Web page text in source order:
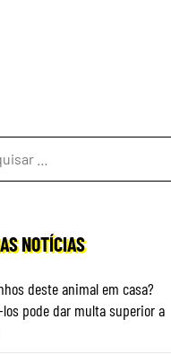
NOTÍCIAS
deste animal em casa?
pode dar multa superior a